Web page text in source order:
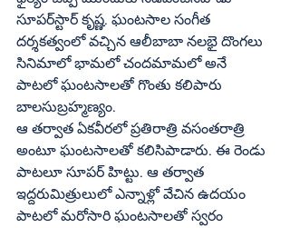
సూపర్‌స్టార్‌ కృష్ణ. ఘంటసాల సంగీత
దర్శకత్వంలో వచ్చిన ఆలీబాబా నలభై దొంగలు
సినిమాలో భామలో చందమామలో అనే
పాటలో ఘంటసాలతో గొంతు కలిపారు
బాలసుబ్రహ్మణ్యం.
ఆ తర్వాత ఏకవీరలో ప్రతిరాత్రి వసంతరాత్రి
అంటూ ఘంటసాలతో కలిసిపాడారు. ఈ రెండు
పాటలూ సూపర్‌ హిట్టు. ఆ తర్వాత
ఇద్దరుమిత్రులులో ఎన్నాళ్లో వేచిన ఉదయం
పాటలో మరోసారి ఘంటసాలతో స్వరం